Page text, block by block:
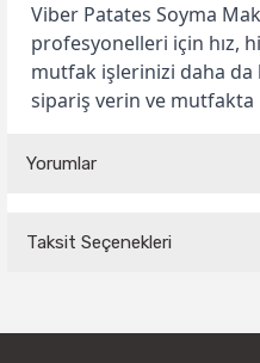
Viber Patates Soyma
profesyonelleri için hız,
mutfak işlerinizi daha da
sipariş verin ve mutfakta
Yorumlar
Taksit Seçenekleri